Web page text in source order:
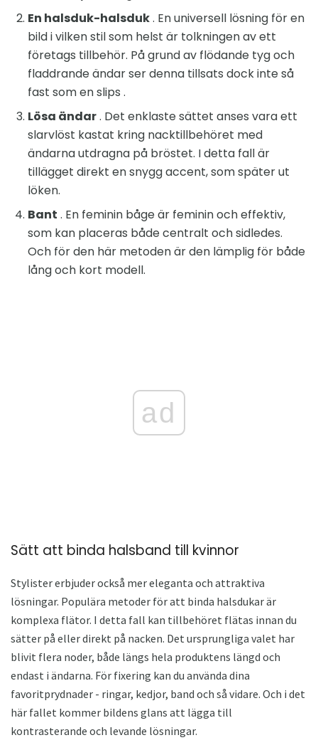
En halsduk-halsduk. En universell lösning för en
bild i vilken stil som helst är tolkningen av ett
företags tillbehör. På grund av flödande tyg och
fladdrande ändar ser denna tillsats dock inte så
fast som en slips .
Lösa ändar. Det enklaste sättet anses vara ett
slarvlöst kastat kring nacktillbehöret med
ändarna utdragna på bröstet. I detta fall är
tillägget direkt en snygg accent, som später ut
löken.
Bant . En feminin båge är feminin och effektiv,
som kan placeras både centralt och sidledes.
Och för den här metoden är den lämplig för både
lång och kort modell.
ad
Sätt att binda halsband till kvinnor
Stylister erbjuder också mer eleganta och attraktiva
lösningar. Populära metoder för att binda halsdukar är
komplexa flätor. I detta fall kan tillbehöret flätas innan du
sätter på eller direkt på nacken. Det ursprungliga valet har
blivit flera noder, både längs hela produktens längd och
endast i ändarna. För fixering kan du använda dina
favoritprydnader - ringar, kedjor, band och så vidare. Och i det
här fallet kommer bildens glans att lägga till
kontrasterande och levande lösningar.